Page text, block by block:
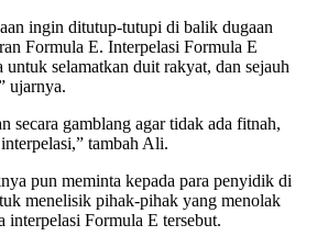
ingin ditutup-tutupi di balik dugaan
Formula E. Interpelasi Formula E
untuk selamatkan duit rakyat, dan sejauh
ujarnya.
secara gamblang agar tidak ada fitnah,
tambah Ali.
pun meminta kepada para penyidik di
menelisik pihak-pihak yang menolak
interpelasi Formula E tersebut.